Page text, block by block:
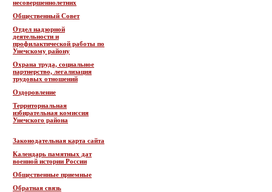
несовершеннолетних
Общественный Совет
Отдел надзорной
деятельности и
профилактической работы по
Унечскому району
Охрана труда, социальное
партнерство, легализация
трудовых отношений
Оздоровление
Территориальная
избирательная комиссия
Унечского района
Законодательная карта сайта
Календарь памятных дат
военной истории России
Общественные приемные
Обратная связь